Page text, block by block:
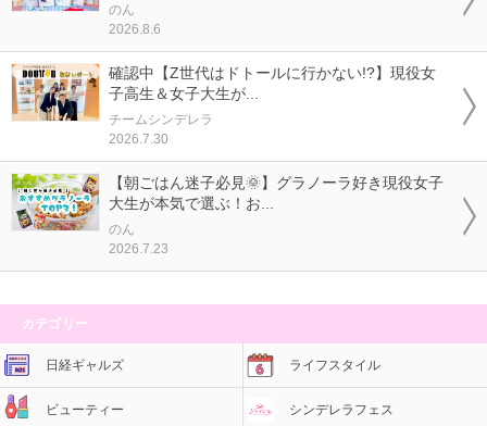
のん
2026.8.6
確認中【Z世代はドトールに行かない!?】現役女
子高生＆女子大生が...
チームシンデレラ
2026.7.30
【朝ごはん迷子必見🌞】グラノーラ好き現役女子
大生が本気で選ぶ！お...
のん
2026.7.23
カテゴリー
日経ギャルズ ライフスタイル
ビューティー シンデレラフェス